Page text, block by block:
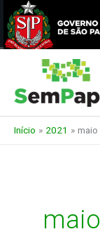
conteúdo
Início 2021 maio